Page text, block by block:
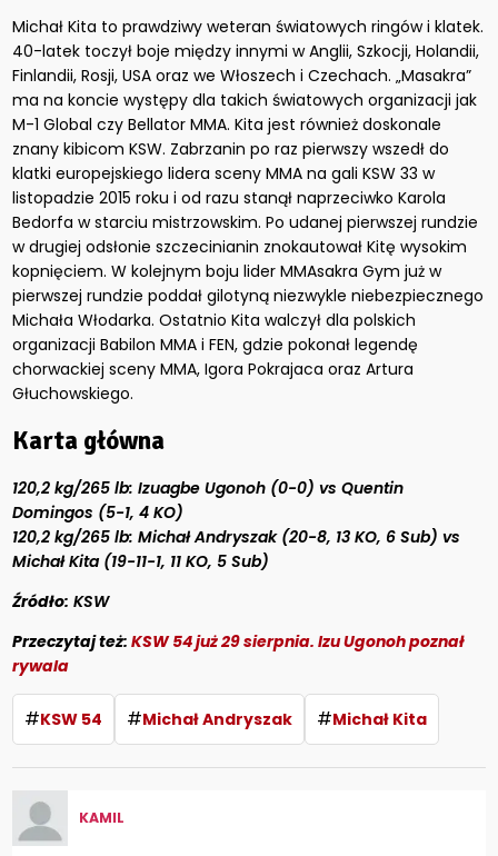
Michał Kita to prawdziwy weteran światowych ringów i klatek.
40-latek toczył boje między innymi w Anglii, Szkocji, Holandii,
Finlandii, Rosji, USA oraz we Włoszech i Czechach. „Masakra”
ma na koncie występy dla takich światowych organizacji jak
M-1 Global czy Bellator MMA. Kita jest również doskonale
znany kibicom KSW. Zabrzanin po raz pierwszy wszedł do
klatki europejskiego lidera sceny MMA na gali KSW 33 w
listopadzie 2015 roku i od razu stanął naprzeciwko Karola
Bedorfa w starciu mistrzowskim. Po udanej pierwszej rundzie
w drugiej odsłonie szczecinianin znokautował Kitę wysokim
kopnięciem. W kolejnym boju lider MMAsakra Gym już w
pierwszej rundzie poddał gilotyną niezwykle niebezpiecznego
Michała Włodarka. Ostatnio Kita walczył dla polskich
organizacji Babilon MMA i FEN, gdzie pokonał legendę
chorwackiej sceny MMA, Igora Pokrajaca oraz Artura
Głuchowskiego.
Karta główna
120,2 kg/265 lb: Izuagbe Ugonoh (0-0) vs Quentin
Domingos (5-1, 4 KO)
120,2 kg/265 lb: Michał Andryszak (20-8, 13 KO, 6 Sub) vs
Michał Kita (19-11-1, 11 KO, 5 Sub)
Źródło: KSW
Przeczytaj też:KSW 54 już 29 sierpnia. Izu Ugonoh poznał
rywala
#KSW 54 #Michał Andryszak #Michał Kita
KAMIL